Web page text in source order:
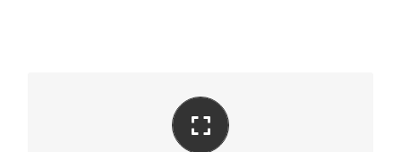
Perfect For All Sizes